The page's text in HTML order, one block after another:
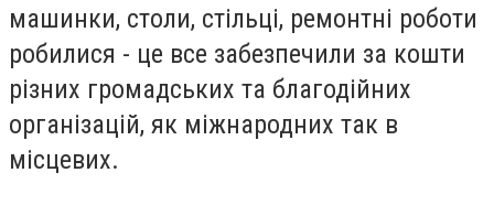
машинки, столи, стільці, ремонтні роботи
робилися - це все забезпечили за кошти
різних громадських та благодійних
організацій, як міжнародних так в
місцевих.